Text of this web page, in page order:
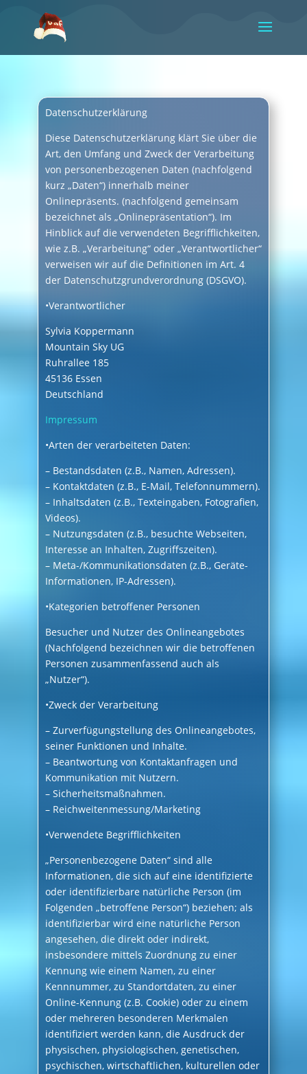
Datenschutzerklärung
Diese Datenschutzerklärung klärt Sie über die
Art, den Umfang und Zweck der Verarbeitung
von personenbezogenen Daten (nachfolgend
kurz „Daten“) innerhalb meiner
Onlinepräsents. (nachfolgend gemeinsam
bezeichnet als „Onlinepräsentation“). Im
Hinblick auf die verwendeten Begrifflichkeiten,
wie z.B. „Verarbeitung“ oder „Verantwortlicher“
verweisen wir auf die Definitionen im Art. 4
der Datenschutzgrundverordnung (DSGVO).
•Verantwortlicher
Sylvia Koppermann
Mountain Sky UG
Ruhrallee 185
45136 Essen
Deutschland
Impressum
•Arten der verarbeiteten Daten:
– Bestandsdaten (z.B., Namen, Adressen).
– Kontaktdaten (z.B., E-Mail, Telefonnummern).
– Inhaltsdaten (z.B., Texteingaben, Fotografien,
Videos).
– Nutzungsdaten (z.B., besuchte Webseiten,
Interesse an Inhalten, Zugriffszeiten).
– Meta-/Kommunikationsdaten (z.B., Geräte-
Informationen, IP-Adressen).
•Kategorien betroffener Personen
Besucher und Nutzer des Onlineangebotes
(Nachfolgend bezeichnen wir die betroffenen
Personen zusammenfassend auch als
„Nutzer“).
•Zweck der Verarbeitung
– Zurverfügungstellung des Onlineangebotes,
seiner Funktionen und Inhalte.
– Beantwortung von Kontaktanfragen und
Kommunikation mit Nutzern.
– Sicherheitsmaßnahmen.
– Reichweitenmessung/Marketing
•Verwendete Begrifflichkeiten
„Personenbezogene Daten“ sind alle
Informationen, die sich auf eine identifizierte
oder identifizierbare natürliche Person (im
Folgenden „betroffene Person“) beziehen; als
identifizierbar wird eine natürliche Person
angesehen, die direkt oder indirekt,
insbesondere mittels Zuordnung zu einer
Kennung wie einem Namen, zu einer
Kennnummer, zu Standortdaten, zu einer
Online-Kennung (z.B. Cookie) oder zu einem
oder mehreren besonderen Merkmalen
identifiziert werden kann, die Ausdruck der
physischen, physiologischen, genetischen,
psychischen, wirtschaftlichen, kulturellen oder